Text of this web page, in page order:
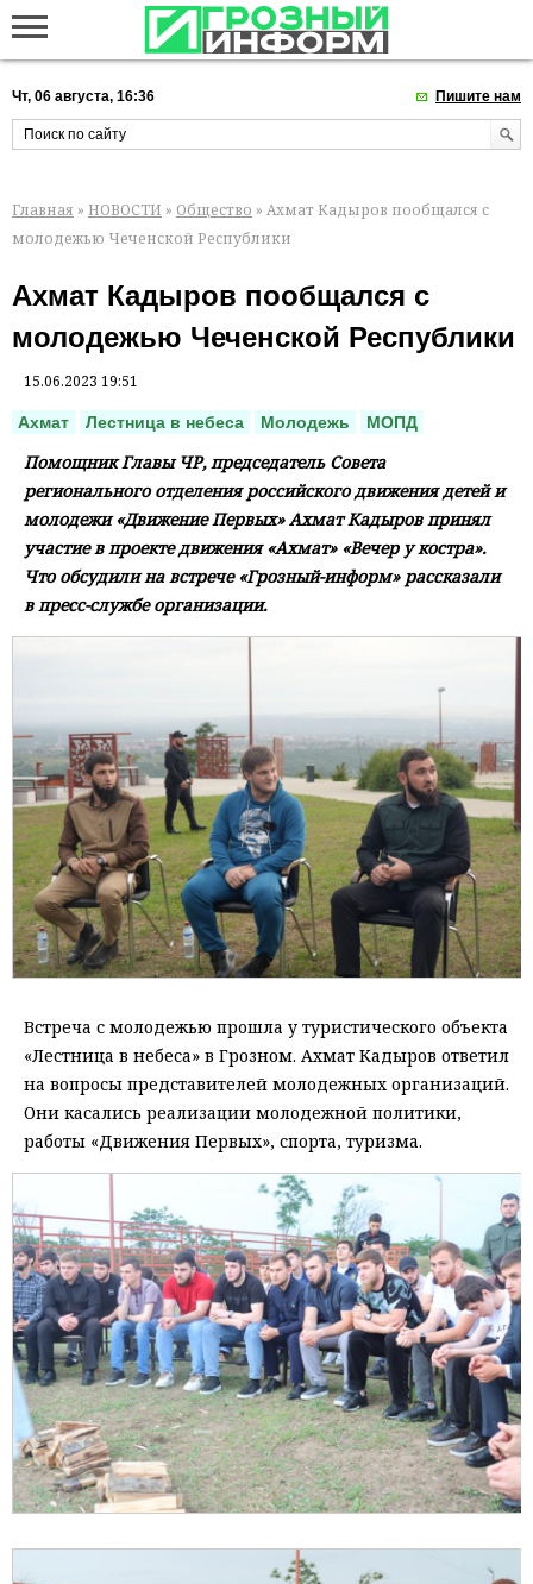
Чт, 06 августа, 16:36 Пишите нам
Главная » НОВОСТИ » Общество » Ахмат Кадыров пообщался с
молодежью Чеченской Республики
Ахмат Кадыров пообщался с
молодежью Чеченской Республики
15.06.2023 19:51
Ахмат Лестница в небеса Молодежь МОПД
Помощник Главы ЧР, председатель Совета
регионального отделения российского движения детей и
молодежи «Движение Первых» Ахмат Кадыров принял
участие в проекте движения «Ахмат» «Вечер у костра».
Что обсудили на встрече «Грозный-информ» рассказали
в пресс-службе организации.
Встреча с молодежью прошла у туристического объекта
«Лестница в небеса» в Грозном. Ахмат Кадыров ответил
на вопросы представителей молодежных организаций.
Они касались реализации молодежной политики,
работы «Движения Первых», спорта, туризма.